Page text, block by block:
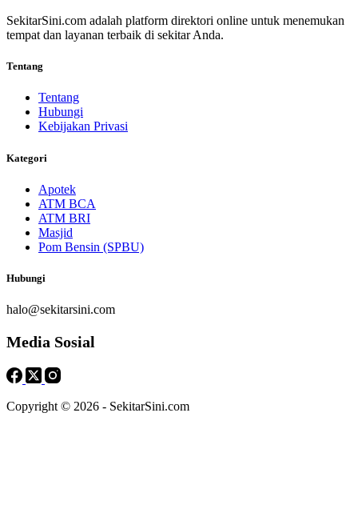
SekitarSini.com adalah platform direktori online untuk menemukan
tempat dan layanan terbaik di sekitar Anda.
Tentang
Tentang
Hubungi
Kebijakan Privasi
Kategori
Apotek
ATM BCA
ATM BRI
Masjid
Pom Bensin (SPBU)
Hubungi
halo@sekitarsini.com
Media Sosial
Copyright © 2026 - SekitarSini.com